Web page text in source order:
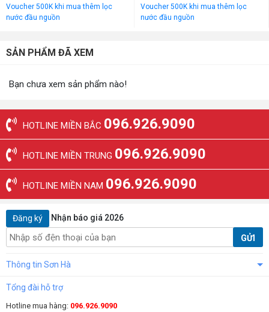
Voucher 500K khi mua thêm lọc
nước đầu nguồn
Voucher 500K khi mua thêm lọc
nước đầu nguồn
SẢN PHẨM ĐÃ XEM
Bạn chưa xem sản phẩm nào!
HOTLINE MIỀN BẮC 096.926.9090
HOTLINE MIỀN TRUNG 096.926.9090
HOTLINE MIỀN NAM 096.926.9090
Đăng ký Nhận báo giá 2026
GỬI
Thông tin Sơn Hà
Tổng đài hỗ trợ
Hotline mua hàng: 096.926.9090